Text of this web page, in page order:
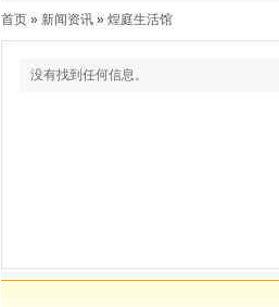
首页 » 新闻资讯 » 煌庭生活馆
没有找到任何信息。